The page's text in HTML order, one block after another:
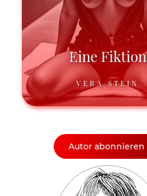
Eine Fiktion
VERA STEIN
Autor abonnieren